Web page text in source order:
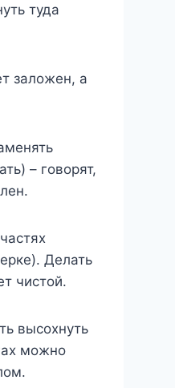
туда
заложен, а
– говорят,
Делать
чистой.
высохнуть
можно